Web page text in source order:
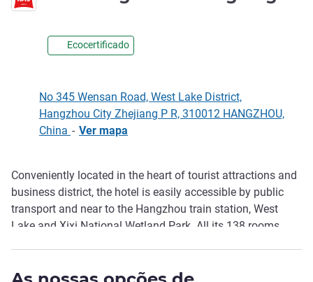
Ecocertificado
No 345 Wensan Road, West Lake District,
Hangzhou City Zhejiang P R, 310012 HANGZHOU,
China - Ver mapa
Descrição
Conveniently located in the heart of tourist attractions and
business district, the hotel is easily accessible by public
transport and near to the Hangzhou train station, West
Lake and Xixi National Wetland Park. All its 138 rooms
restaurant with buffets and western cuisines. Suitable for